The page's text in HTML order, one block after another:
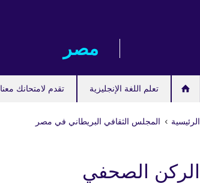
مصر‎
تعلم اللغة الإنجليزية تقدم لامتحانك معنا
الرئيسية المجلس الثقافي البريطاني في مصر
الركن الصحفي